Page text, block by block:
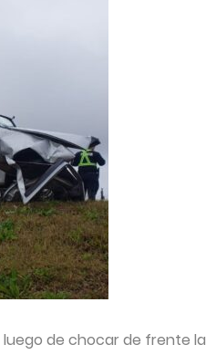
luego de chocar de frente la